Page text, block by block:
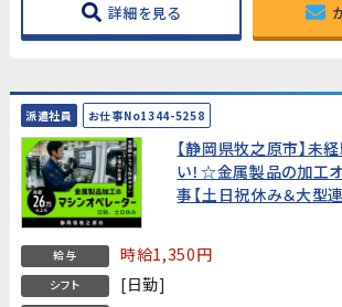
詳細を見る
派遣社員 お仕事No1344-5258
【静岡県牧之原市】未
い！☆金属製品の加工
事【土日祝休み＆大型
給与 時給1,350円
シフト [日勤]